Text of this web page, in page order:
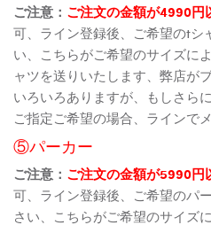
ご注意： ご注文の金額が4990円
可、ライン登録後、ご希望のtシ
い、こちらがご希望のサイズに
ャツを送りいたします、弊店が
いろいろありますが、もしさら
ご指定ご希望の場合、ラインで
⑤パーカー
ご注意： ご注文の金額が5990円
可、ライン登録後、ご希望のパ
さい、こちらがご希望のサイズ